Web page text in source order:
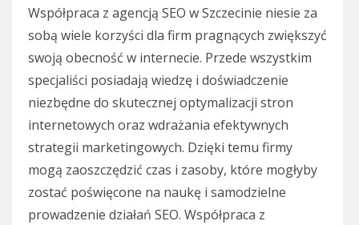
Współpraca z agencją SEO w Szczecinie niesie za
sobą wiele korzyści dla firm pragnących zwiększyć
swoją obecność w internecie. Przede wszystkim
specjaliści posiadają wiedzę i doświadczenie
niezbędne do skutecznej optymalizacji stron
internetowych oraz wdrażania efektywnych
strategii marketingowych. Dzięki temu firmy
mogą zaoszczędzić czas i zasoby, które mogłyby
zostać poświęcone na naukę i samodzielne
prowadzenie działań SEO. Współpraca z